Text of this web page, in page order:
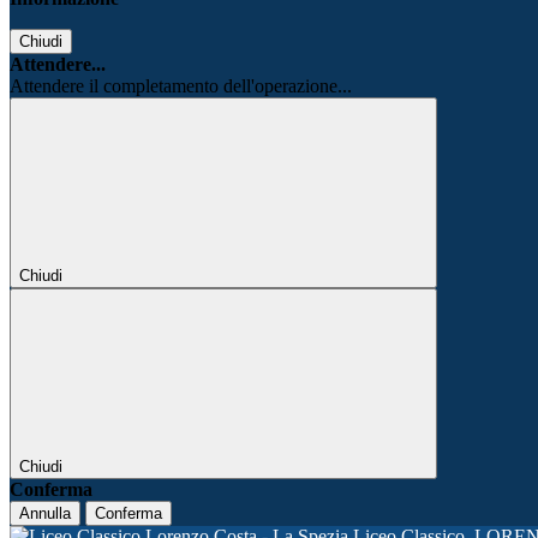
Chiudi
Attendere...
Attendere il completamento dell'operazione...
Chiudi
Chiudi
Conferma
Annulla Conferma